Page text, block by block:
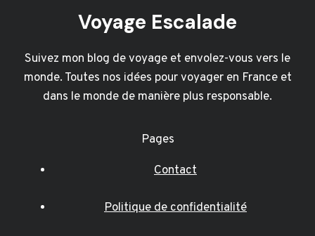
Voyage Escalade
Suivez mon blog de voyage et envolez-vous vers le
monde. Toutes nos idées pour voyager en France et
dans le monde de manière plus responsable.
Pages
Contact
Politique de confidentialité